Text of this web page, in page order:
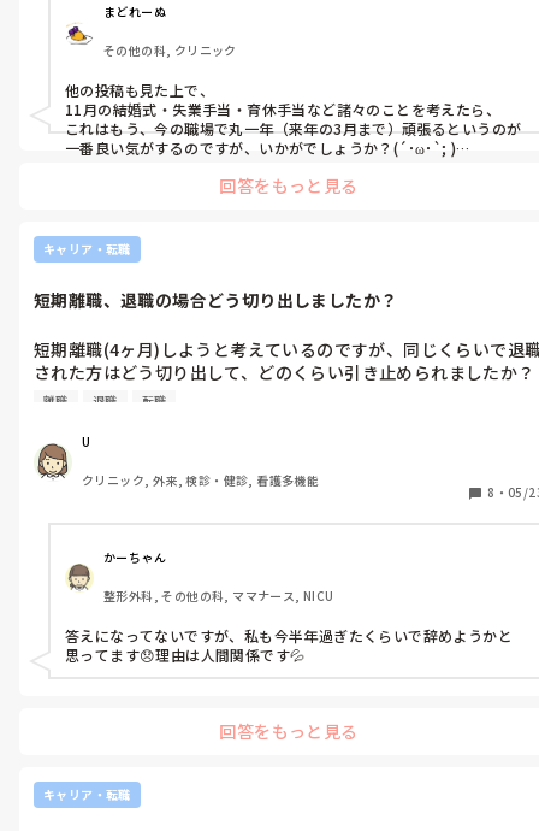
仕事内容への不満や自分がやりたいことができないことには目を
瞑らなければいけないですが、パートだと土日祝休みで朝も遅
く、正社員がやっている雑務もないためパートへの切り替えを打
診しようかと考えています。今の職場で産休育休を取り切ること
も可能です。
ただパートだと現状子どもがいないので稼げる状態なのに、200
のは正直ハードルは高いかなとも思います。
自分の考えを整理しながらここ数日質問をしているのですが、同
じような経験があった方や客観的に見てわたしの現状に関して何
まどれーぬ
その他の科, クリニック
他の投稿も見た上で、
11月の結婚式・失業手当・育休手当など諸々のことを考えたら、
これはもう、今の職場で丸一年（来年の3月まで）頑張るというのが
一番良い気がするのですが、いかがでしょうか？(´･ω･`; )
いうのはいかがでしょう⁇
ほど、現状がつらい感じですか？(´･ω･`; )
し、
たい。
でも今の環境がそこまででないのなら、
すべての目的を達成するためにはそれが一番手っ取り早い方法なん
じゃないかと思いました。
色んな理由でパートになる方がいますけど、
家庭の事情や病気などで致し方なくパートという選択をされている
方は少なくないと思います。
パートになることで年収が下がるのは仕方のないことで、稼げる状
どれも全てがUさんの望むままに叶えばそれが一番良いですけど、
あれもこれもと欲張ると、二兎を追う者は一兎をも得ずという感じ
で、全てが上手くいかなくなる可能性もあります(´･ω･`; )
もう少し、自分の中でどこか妥協できそうな部分がないかを考えて
みても良いのかな、なんて思いました。
回答をもっと見る
キャリア・転職
短期離職、退職の場合どう切り出しましたか？
短期離職(4ヶ月)しようと考えているのですが、同じくらいで退
された方はどう切り出して、どのくらい引き止められましたか？
また辞めるまでの1ヶ月どのようにお過ごしでしたか？
上長がヒステリックなタイプで、小さなミスでも大きく取り上げ
る性格の方です。正直ボロカスに言われるんだろうなと覚悟はし
ていますが、これまで円満に退職した経験しかないため不安で
経験談お聞かせ願えますでしょうか...😹
離職 退職 転職
U
クリニック, 外来, 検診・健診, 看護多機能
8 ・ 05/
かーちゃん
整形外科, その他の科, ママナース, NICU
答えになってないですが、私も今半年過ぎたくらいで辞めようかと
思ってます😞理由は人間関係です💦
回答をもっと見る
キャリア・転職